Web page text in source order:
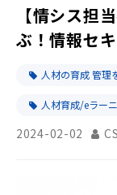
【情シス担
ぶ！情報セ
人材の育成 管理
人材育成/eラー
2024-02-02